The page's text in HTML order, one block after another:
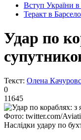
Вступ України
Теракт в
Удар по
Текст: Олена
0
11645
Фото: twitter.com/
Наслідки удару по